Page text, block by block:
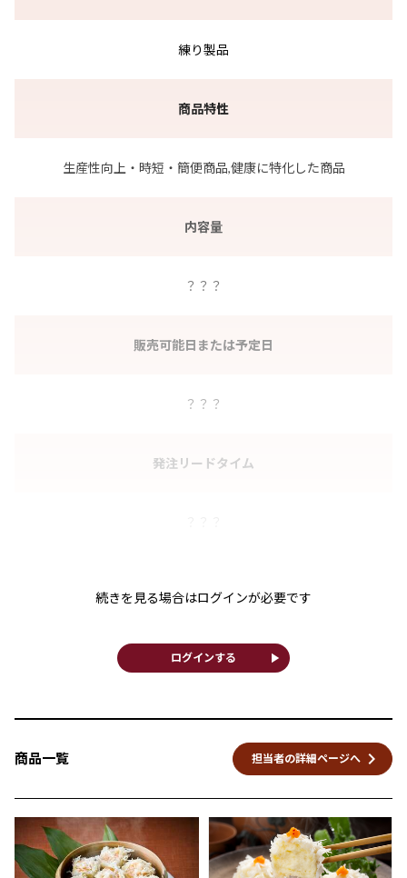
練り製品
商品特性
生産性向上・時短・簡便商品,健康に特化した商品
内容量
？？？
販売可能日または予定日
？？？
発注リードタイム
続きを見る場合はログインが必要です
ログインする play_arrow
商品一覧 担当者の詳細ページへ keyboard_arrow_right